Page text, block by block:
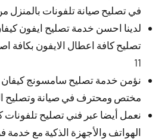
في تصليح صيانة تلفونات بالمنزل
لدينا احسن خدمة تصليح ايفون
11
نؤمن خدمة تصليح سامسونج
مختص ومحترف في صيانة وتصليح
نعمل أيضا عبر فني تصليح تلفونات
الهواتف والأجهزة الذكية مع خدمة